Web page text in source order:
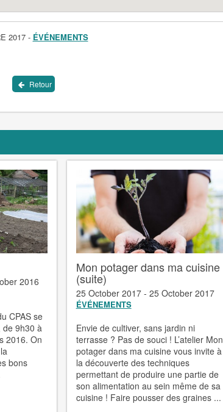
2017 - ÉVÉNEMENTS
Retour
2016
CPAS se
de 9h30 à
2016. On
bons
Mon potager dans ma cuisine
(suite)
25 October 2017 - 25 October 2017
ÉVÉNEMENTS
Envie de cultiver, sans jardin ni
terrasse ? Pas de souci ! L’atelier Mon
potager dans ma cuisine vous invite à
la découverte des techniques
permettant de produire une partie de
son alimentation au sein même de sa
cuisine ! Faire pousser des graines ...